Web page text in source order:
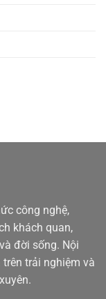
công nghệ,
khách quan,
đời sống. Nội
trên trải nghiệm và